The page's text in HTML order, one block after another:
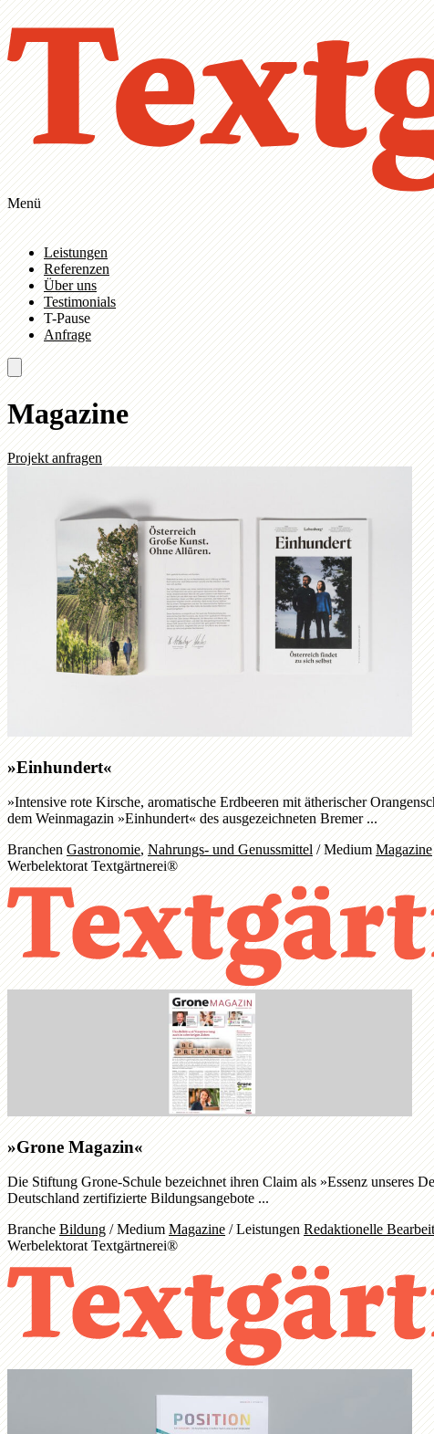
Zum Hauptinhalt springen
Zur Navigation springen
Menü
Leistungen
Referenzen
Über uns
Testimonials
T-Pause
Anfrage
Magazine
Projekt anfragen
»Einhundert«
»Intensive rote Kirsche, aromatische Erdbeeren mit ätherischer
dem Weinmagazin »Einhundert« des ausgezeichneten Bremer ...
BranchenGastronomie,Nahrungs- und Genussmittel/MediumMagazine
Werbelektorat Textgärtnerei®
»Grone Magazin«
Die Stiftung Grone-Schule bezeichnet ihren Claim als »Essenz unseres
Deutschland zertifizierte Bildungsangebote ...
BrancheBildung/MediumMagazine/LeistungenRedaktionelle
Werbelektorat Textgärtnerei®